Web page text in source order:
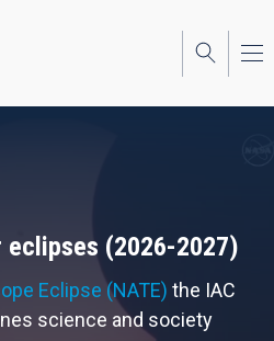
eclipses (2026-2027)
Eclipse (NATE) the IAC
science and society